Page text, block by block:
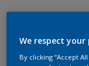
We respect your
By clicking “Accept